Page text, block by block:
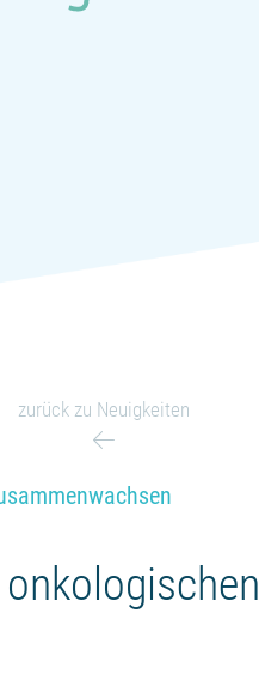
zurück zu Neuigkeiten